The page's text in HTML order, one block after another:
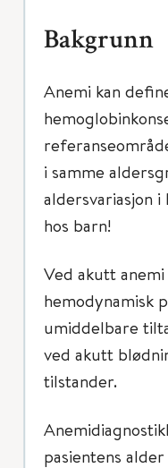
Bakgrunn
Anemi kan
i samme
aldersvariasjon
hos barn!
Ved akutt
hemodynamisk
umiddelbare
ved akutt
tilstander.
pasientens